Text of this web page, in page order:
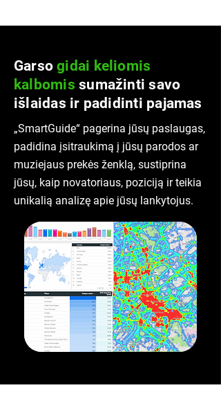
Garso gidai keliomis
kalbomissumažinti savo
išlaidas ir padidinti pajamas
„SmartGuide“ pagerina jūsų paslaugas,
padidina įsitraukimą į jūsų parodos ar
muziejaus prekės ženklą, sustiprina
jūsų, kaip novatoriaus, poziciją ir teikia
unikalią analizę apie jūsų lankytojus.